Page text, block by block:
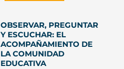
OBSERVAR, PREGUNTAR
Y ESCUCHAR: EL
ACOMPAÑAMIENTO DE
LA COMUNIDAD
EDUCATIVA